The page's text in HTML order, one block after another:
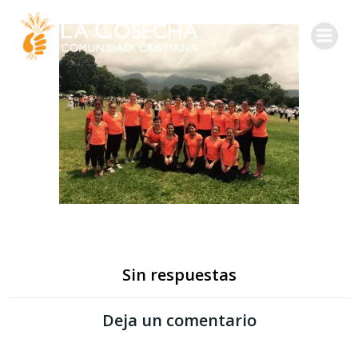
Sin respuestas
Deja un comentario